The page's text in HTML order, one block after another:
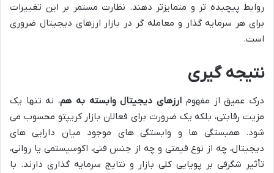
روابط پیچیده تر و متمایزتر دهند. نظارت مستمر بر این تغییرات
برای هر سرمایه گذار و معامله گر در بازار ارزهای دیجیتال ضروری
است.
نتیجه گیری
درک عمیق از مفهوم ارزهای دیجیتال وابسته به هم، نه تنها یک
مزیت رقابتی، بلکه یک ضرورت برای فعالان بازار کریپتو محسوب می
شود. همبستگی ها و وابستگی های موجود میان دارایی های
دیجیتال، چه از نوع قیمتی و چه از جنس فنی، اکوسیستمی یا روانی،
تأثیر شگرفی بر پویایی کلی بازار و نتایج سرمایه گذاری دارند. با